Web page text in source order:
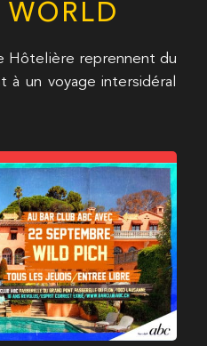
Hôtelière reprennent du
un voyage intersidéral